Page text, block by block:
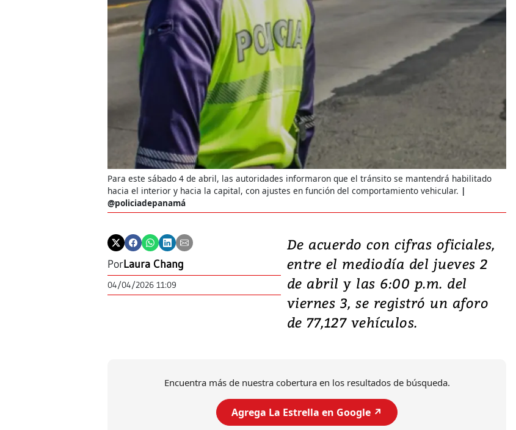
Para este sábado 4 de abril, las autoridades informaron que el tránsito se mantendrá habilitado
hacia el interior y hacia la capital, con ajustes en función del comportamiento vehicular.
@policiadepanamá
PorLaura Chang
04/04/2026 11:09
De acuerdo con cifras oficiales,
entre el mediodía del jueves 2
de abril y las 6:00 p.m. del
viernes 3, se registró un aforo
de 77,127 vehículos.
Encuentra más de nuestra cobertura en los resultados de búsqueda.
Agrega La Estrella en Google ↗️
El director de la Lotería Nacional de
Beneficencia habla de la lotería
clandestina, auditorías internas y su
plan para modernizar la institución